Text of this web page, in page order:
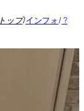
トップ/インフォ/?